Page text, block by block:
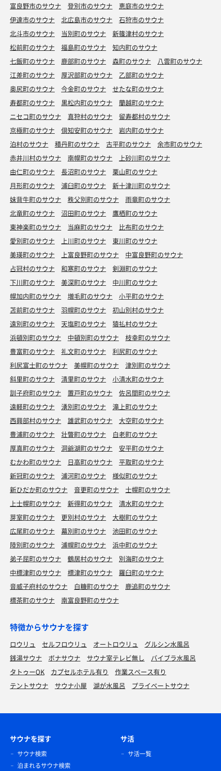
富良野市のサウナ 登別市のサウナ
恵庭市のサウナ
伊達市のサウナ
北広島市のサウナ
石狩市のサウナ
北斗市のサウナ
当別町のサウナ
新篠津村のサウナ
松前町のサウナ
福島町のサウナ
知内町のサウナ
七飯町のサウナ
鹿部町のサウナ 森町のサウナ
八雲町のサウナ
江差町のサウナ
厚沢部町のサウナ
乙部町のサウナ
奥尻町のサウナ
今金町のサウナ
せたな町のサウナ
寿都町のサウナ
黒松内町のサウナ
蘭越町のサウナ
ニセコ町のサウナ
真狩村のサウナ
留寿都村のサウナ
京極町のサウナ
倶知安町のサウナ
岩内町のサウナ
泊村のサウナ
積丹町のサウナ 古平町のサウナ
余市町のサウナ
赤井川村のサウナ
南幌町のサウナ
上砂川町のサウナ
由仁町のサウナ
長沼町のサウナ
栗山町のサウナ
月形町のサウナ
浦臼町のサウナ
新十津川町のサウナ
妹背牛町のサウナ
秩父別町のサウナ
雨竜町のサウナ
北竜町のサウナ
沼田町のサウナ
鷹栖町のサウナ
東神楽町のサウナ
当麻町のサウナ
比布町のサウナ
愛別町のサウナ
上川町のサウナ
東川町のサウナ
美瑛町のサウナ
上富良野町のサウナ
中富良野町のサウナ
占冠村のサウナ
和寒町のサウナ
剣淵町のサウナ
下川町のサウナ
美深町のサウナ
中川町のサウナ
幌加内町のサウナ
増毛町のサウナ
小平町のサウナ
苫前町のサウナ
羽幌町のサウナ
初山別村のサウナ
遠別町のサウナ
天塩町のサウナ
猿払村のサウナ
浜頓別町のサウナ
中頓別町のサウナ
枝幸町のサウナ
豊富町のサウナ
礼文町のサウナ
利尻町のサウナ
利尻富士町のサウナ
美幌町のサウナ
津別町のサウナ
斜里町のサウナ
清里町のサウナ
小清水町のサウナ
訓子府町のサウナ
置戸町のサウナ
佐呂間町のサウナ
遠軽町のサウナ
湧別町のサウナ
滝上町のサウナ
西興部村のサウナ
雄武町のサウナ
大空町のサウナ
豊浦町のサウナ
壮瞥町のサウナ
白老町のサウナ
厚真町のサウナ
洞爺湖町のサウナ
安平町のサウナ
むかわ町のサウナ
日高町のサウナ
平取町のサウナ
新冠町のサウナ
浦河町のサウナ
様似町のサウナ
新ひだか町のサウナ
音更町のサウナ
士幌町のサウナ
上士幌町のサウナ
新得町のサウナ
清水町のサウナ
芽室町のサウナ
更別村のサウナ
大樹町のサウナ
広尾町のサウナ
幕別町のサウナ
池田町のサウナ
陸別町のサウナ
浦幌町のサウナ
浜中町のサウナ
弟子屈町のサウナ
鶴居村のサウナ
別海町のサウナ
中標津町のサウナ
標津町のサウナ
羅臼町のサウナ
音威子府村のサウナ
白糠町のサウナ
鹿追町のサウナ
標茶町のサウナ
南富良野町のサウナ
特徴からサウナを探す
ロウリュ セルフロウリュ オートロウリュ
グルシン水風呂
銭湯サウナ
ボナサウナ サウナ室テレビ無し
バイブラ水風呂
タトゥーOK
カプセルホテル有り
作業スペース有り
テントサウナ
サウナ小屋 湖が水風呂 プライベートサウナ
サウナを探す
サウナ検索
泊まれるサウナ検索
サ活
サ活一覧